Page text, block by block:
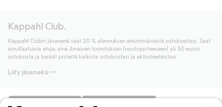
noutopisteeseen tai pakettiautomaattiin ja PostNordin
kotiinkuljetuksella 6,99 €, riippumatta ostosummasta.
Lue lisää
Lisätietoja Klarnan maksuehdoista
Lue lisää
Kappahl Club.
Kappahl Clubin jäsenenä saat 20 % alennuksen ensimmäisestä ostoksestasi. Saat
ainutlaatuisia etuja, aina ilmaisen toimituksen (noutopisteeseen) yli 50 euron
ostoksista ja keräät pisteitä kaikista ostoksistasi ja aktiviteeteistasi.
Liity jäseneksi